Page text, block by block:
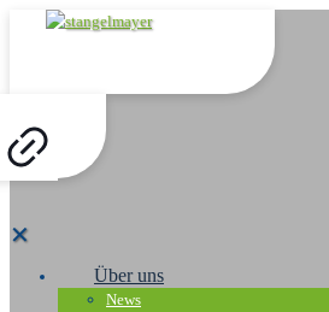
✕
Über uns
News